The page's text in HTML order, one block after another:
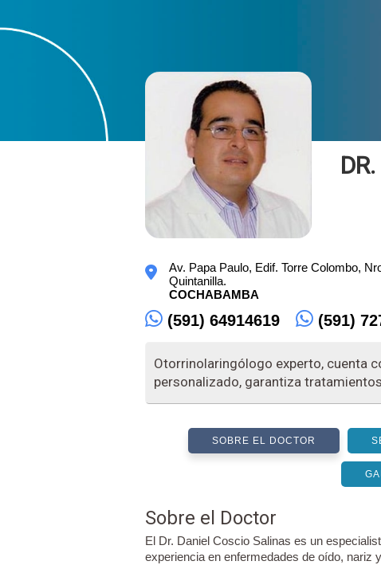
Av. Papa Paulo, Edif. Torre Colombo,
Quintanilla.
COCHABAMBA
(591) 64914619 (591)
Otorrinolaringólogo experto, cuenta
personalizado, garantiza
SOBRE EL DOCTOR
Sobre el Doctor
El Dr. Daniel Coscio Salinas es un
experiencia en enfermedades de oído, nariz